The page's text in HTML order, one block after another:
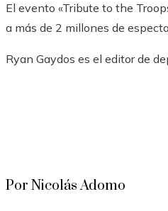
El evento «Tribute to the
a más de 2 millones de
Ryan Gaydos es el editor de
Por Nicolás Adomo